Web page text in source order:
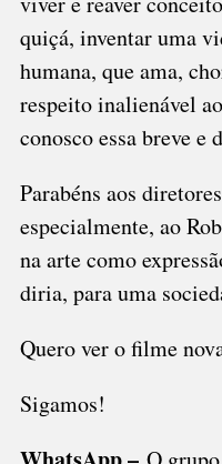
quiçá, inventar uma
humana, que ama,
respeito inalienável
conosco essa breve e
Parabéns aos
especialmente, ao
na arte como
diria, para uma
Quero ver o filme
Sigamos!